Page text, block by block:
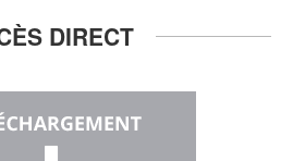
DIRECT